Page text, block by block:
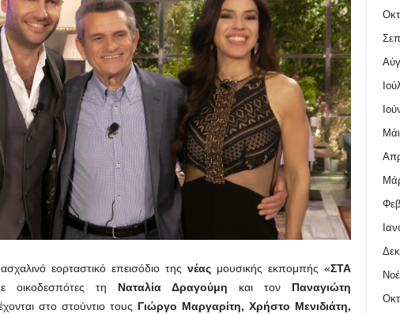
εορταστικό επεισόδιο της νέας μουσικής εκπομπής «ΣΤΑ
οικοδεσπότες τη Ναταλία Δραγούμη και τον Παναγιώτη
στο στούντιο τους Γιώργο Μαργαρίτη, Χρήστο Μενιδιάτη,